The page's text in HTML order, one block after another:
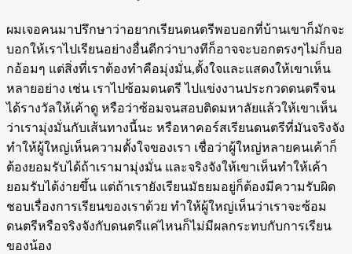
ผมเจอคนมาปรึกษาว่าอยากเรียนดนตรีพอบอกที่บ้านเขาก็มักจะ
บอกให้เราไปเรียนอย่างอื่นดีกว่าบางทีก็อาจจะบอกตรงๆไม่ก็บอ
กอ้อมๆ แต่สิ่งที่เราต้องทำคือมุ่งมั่น,ตั้งใจและแสดงให้เขาเห็น
หลายอย่าง เช่น เราไปซ้อมดนตรี ไปแข่งงานประกวดดนตรีจน
ได้รางวัลให้เค้าดู หรือว่าซ้อมจนสอบติดมหาลัยแล้วให้เขาเห็น
ว่าเรามุ่งมั่นกับเส้นทางนี้นะ หรือหาคอร์สเรียนดนตรีที่มันจริงจัง
ทำให้ผู้ใหญ่เห็นความตั้งใจของเรา เชื่อว่าผู้ใหญ่หลายคนเค้าก็
ต้องยอมรับได้ถ้าเรามามุ่งมั่น และจริงจังให้เขาเห็นทำให้เค้า
ยอมรับได้ง่ายขึ้น แต่ถ้าเรายังเรียนมัธยมอยู่ก็ต้องมีความรับผิด
ชอบเรื่องการเรียนของเราด้วย ทำให้ผู้ใหญ่เห็นว่าเราจะซ้อม
ดนตรีหรือจริงจังกับดนตรีแค่ไหนก็ไม่มีผลกระทบกับการเรียน
ของน้อง